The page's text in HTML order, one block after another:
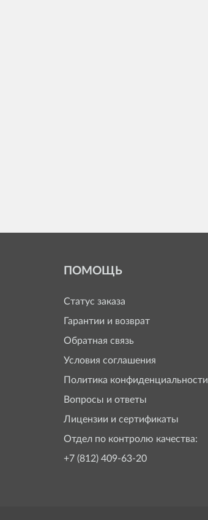
ПОМОЩЬ
Статус заказа
Гарантии и возврат
Обратная связь
Условия соглашения
Политика конфиденциальности
Вопросы и ответы
Лицензии и сертификаты
Отдел по контролю качества:
+7 (812) 409-63-20